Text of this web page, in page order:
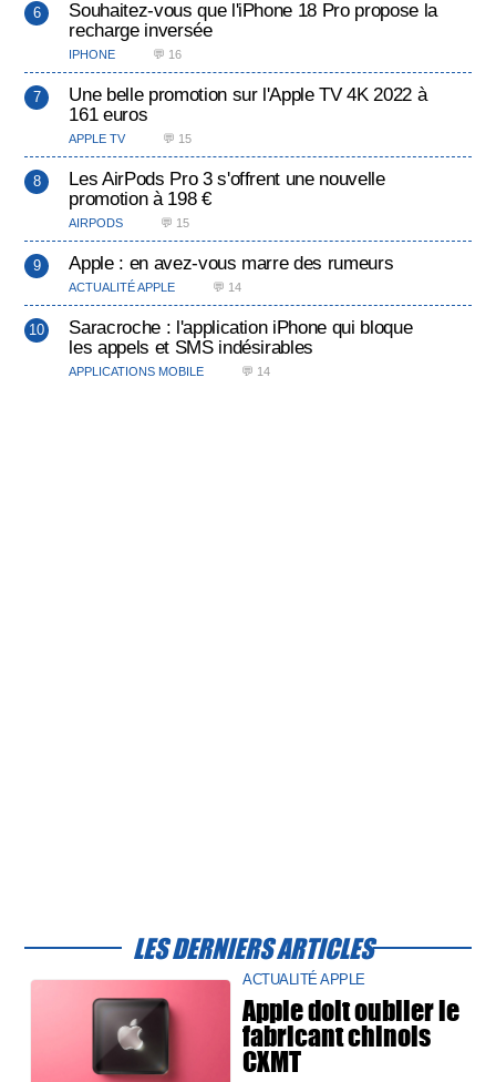
Souhaitez-vous que l'iPhone 18 Pro propose la
recharge inversée
IPHONE 💬 16
Une belle promotion sur l'Apple TV 4K 2022 à
161 euros
APPLE TV 💬 15
Les AirPods Pro 3 s'offrent une nouvelle
promotion à 198 €
AIRPODS 💬 15
Apple : en avez-vous marre des rumeurs
ACTUALITÉ APPLE 💬 14
Saracroche : l'application iPhone qui bloque
les appels et SMS indésirables
APPLICATIONS MOBILE 💬 14
LES DERNIERS ARTICLES
ACTUALITÉ APPLE
Apple doit oublier le
fabricant chinois
CXMT